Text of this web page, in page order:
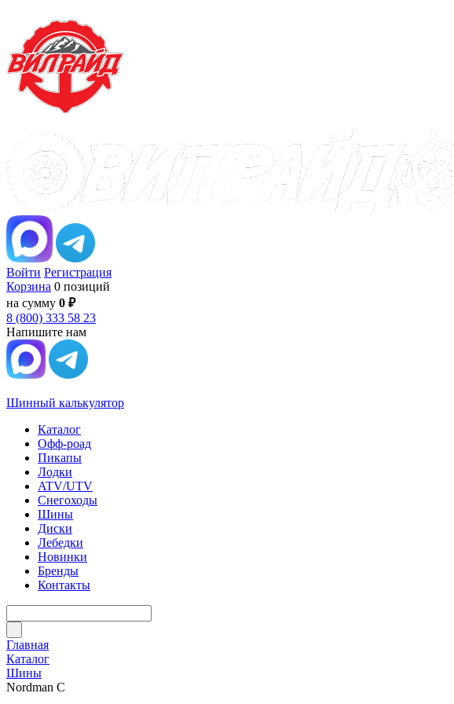
Войти Регистрация
Корзина 0 позиций
на сумму 0 ₽
8 (800) 333 58 23
Напишите нам
Шинный калькулятор
Каталог
Офф-роад
Пикапы
Лодки
ATV/UTV
Снегоходы
Шины
Диски
Лебедки
Новинки
Бренды
Контакты
Главная
Каталог
Шины
Nordman C